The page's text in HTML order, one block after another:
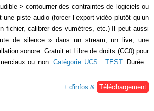
> contourner des contraintes de logiciels ou
piste audio (forcer l’export vidéo plutôt qu’un
fichier, calibrer des vumètres, etc.) Il peut aussi
de silence » dans un stream, un live, une
sonore. Gratuit et Libre de droits (CC0) pour
ou non.Catégorie UCS : TEST. Durée :
+ d'infos & Téléchargement